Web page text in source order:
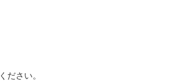
ださい。